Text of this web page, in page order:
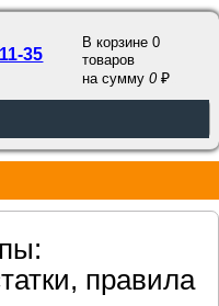
35
В корзине 0
товаров
на сумму0
правила